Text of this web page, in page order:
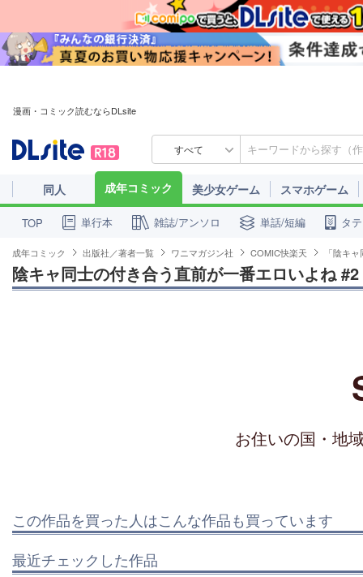
漫画・コミック読むならDLsite
すべて
同人 成年コミック 美少女ゲーム スマホゲーム
TOP 単行本 雑誌/アンソロ 単話/短編 タ
成年コミック 出版社／著者一覧 ワニマガジン社 COMIC快楽天 「陰キ
陰キャ同士の付き合う直前が一番エロいよね #2
お住いの国・地
この作品を買った人はこんな作品も買っています
最近チェックした作品